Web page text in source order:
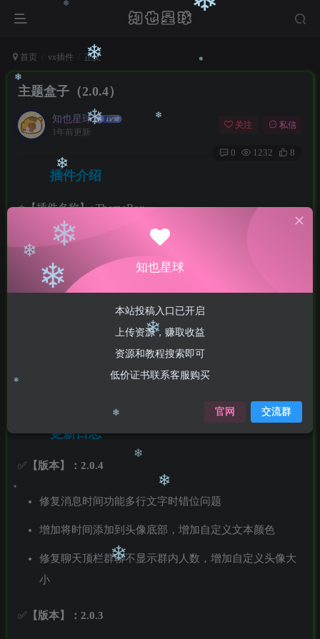
首页 vx插件 正文
主题盒子（2.0.4）
知也星球
1年前更新
关注 私信
0 1232 8
插件介绍
⭐️【插件名称】: ThemeBox
🤖【插件作者】: 老猫
🔄【公众号】：纯属懒猫
🔩【插件版本】：2.0.4
🧱【更新时间】：2025-04-22
主题盒子
更新日志
✅ 【版本】：2.0.4
修复消息时间功能多行文字时错位问题
增加将时间添加到头像底部，增加自定义文本颜色
修复聊天顶栏群聊不显示群内人数，增加自定义头像大
小
✅ 【版本】：2.0.3
知也星球
本站投稿入口已开启
上传资源，赚取收益
资源和教程搜索即可
低价证书联系客服购买
官网 交流群
❄
❄
❄
❄
❄
❄
❄
❄
❄ ❄
❄